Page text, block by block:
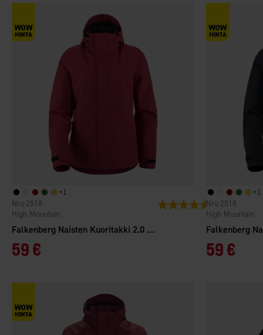
+1
Falkenberg Naisten Kuoritakki 2.0 WP
High Mountain
2518
59 €
Arvio: 4.3 5:sta tähdestä
+1
High Mountain
2518
59 €